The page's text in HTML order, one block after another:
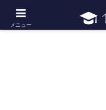
日常で必要な常
メニュー